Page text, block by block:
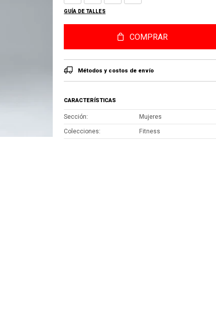
GUÍA DE TALLES
COMPRAR
Métodos y costos de envío
CARACTERÍSTICAS
Sección
Mujeres
Colecciones
Fitness